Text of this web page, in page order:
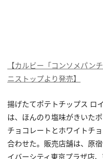
【カルビー「コンソメパ
ニストップより発売】
揚げたてポテトチップス ロ
は、ほんのり塩味がきいた
チョコレートとホワイトチ
合わせた。販売店舗は、原
イバーシティ東京プラザ店、